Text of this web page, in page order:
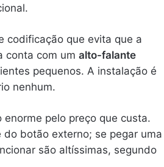
codificação que evita que a
conta com um alto-falante
pequenos. A instalação é
nenhum.
pelo preço que custa.
botão externo; se pegar uma
são altíssimas, segundo